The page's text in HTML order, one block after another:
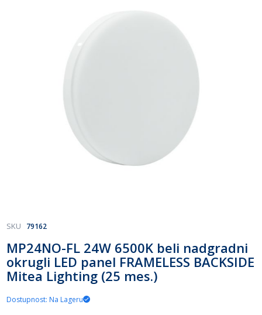
Skip
the
beginning
of
the
images
gallery
MP24NO-FL 24W 6500K beli nadgradni
okrugli LED panel FRAMELESS BACKSIDE
Mitea Lighting (25 mes.)
SKU 79162
Dostupnost: Na Lageru